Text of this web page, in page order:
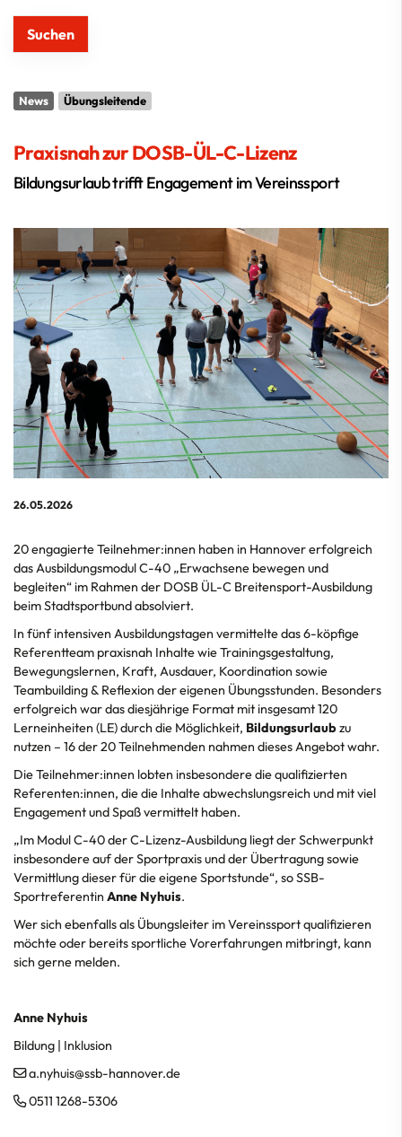
News Übungsleitende
Praxisnah zur DOSB-ÜL-C-Lizenz
Bildungsurlaub trifft Engagement im Vereinssport
26.05.2026
20 engagierte Teilnehmer:innen haben in Hannover erfolgreich
das Ausbildungsmodul C-40 „Erwachsene bewegen und
begleiten“ im Rahmen der DOSB ÜL-C Breitensport-Ausbildung
beim Stadtsportbund absolviert.
In fünf intensiven Ausbildungstagen vermittelte das 6-köpfige
Referentteam praxisnah Inhalte wie Trainingsgestaltung,
Bewegungslernen, Kraft, Ausdauer, Koordination sowie
Teambuilding & Reflexion der eigenen Übungsstunden. Besonders
erfolgreich war das diesjährige Format mit insgesamt 120
Lerneinheiten (LE) durch die Möglichkeit, Bildungsurlaubzu
nutzen – 16 der 20 Teilnehmenden nahmen dieses Angebot wahr.
Die Teilnehmer:innen lobten insbesondere die qualifizierten
Referenten:innen, die die Inhalte abwechslungsreich und mit viel
Engagement und Spaß vermittelt haben.
„Im Modul C-40 der C-Lizenz-Ausbildung liegt der Schwerpunkt
insbesondere auf der Sportpraxis und der Übertragung sowie
Vermittlung dieser für die eigene Sportstunde“, so SSB-
Sportreferentin Anne Nyhuis.
Wer sich ebenfalls als Übungsleiter im Vereinssport qualifizieren
möchte oder bereits sportliche Vorerfahrungen mitbringt, kann
sich gerne melden.
Anne Nyhuis
Bildung | Inklusion
a.nyhuis@ssb-hannover.de
0511 1268-5306